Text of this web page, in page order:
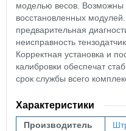
моделью весов. Возможны
восстановленных
предварительная
неисправность
Корректная установка и
калибровки обеспечат
срок службы всего
Характеристики
Производитель